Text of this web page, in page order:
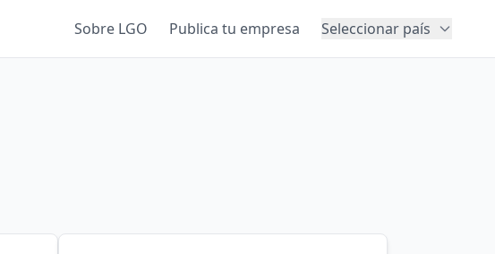
Sobre LGO Publica tu empresa Seleccionar país